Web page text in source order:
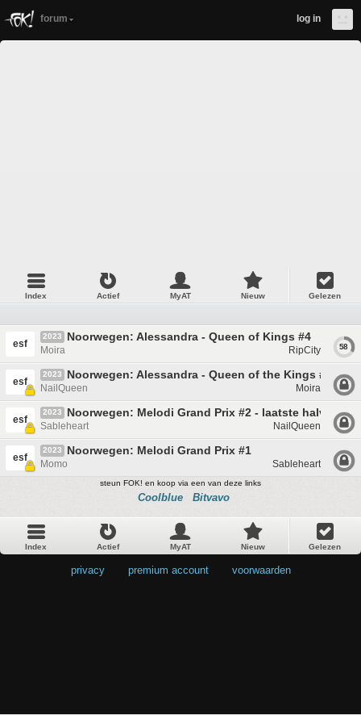
forum log in
Index Actief MyAT Nieuw Gelezen
esf
2023 Noorwegen: Alessandra - Queen of Kings #4
Moira RipCity 58
esf
2023 Noorwegen: Alessandra - Queen of the Kings #3 -
NailQueen Moira
esf
2023 Noorwegen: Melodi Grand Prix #2 - laatste halve
Sableheart NailQueen
esf
2023 Noorwegen: Melodi Grand Prix #1
Momo Sableheart
steun FOK! en koop via een van deze links
Coolblue Bitvavo
Index Actief MyAT Nieuw Gelezen
privacy premium account voorwaarden